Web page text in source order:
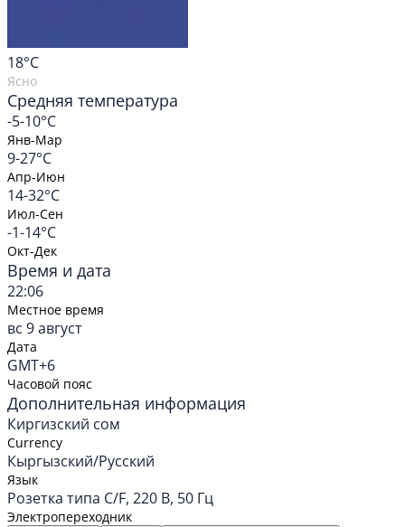
18°C
Ясно
Средняя температура
-5-10°C
Янв-Мар
9-27°C
Апр-Июн
14-32°C
Июл-Сен
-1-14°C
Окт-Дек
Время и дата
22:06
Местное время
вс 9 август
Дата
GMT+6
Часовой пояс
Дополнительная информация
Киргизский сом
Currency
Кыргызский/Русский
Язык
Розетка типа C/F, 220 В, 50 Гц
Электропереходник